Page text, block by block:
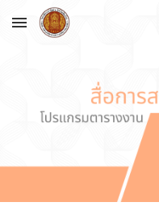
Skip to main content